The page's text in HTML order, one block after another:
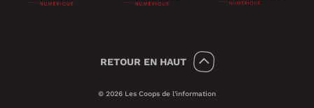
RETOUR EN HAUT
© 2026 Les Coops de l'information